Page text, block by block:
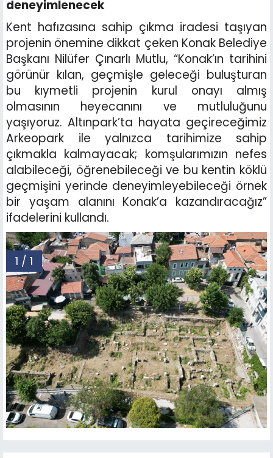
deneyimlenecek
Kent hafızasına sahip çıkma iradesi taşıyan
projenin önemine dikkat çeken Konak Belediye
Başkanı Nilüfer Çınarlı Mutlu, “Konak’ın tarihini
görünür kılan, geçmişle geleceği buluşturan
bu kıymetli projenin kurul onayı almış
olmasının heyecanını ve mutluluğunu
yaşıyoruz. Altınpark’ta hayata geçireceğimiz
Arkeopark ile yalnızca tarihimize sahip
çıkmakla kalmayacak; komşularımızın nefes
alabileceği, öğrenebileceği ve bu kentin köklü
geçmişini yerinde deneyimleyebileceği örnek
bir yaşam alanını Konak’a kazandıracağız”
ifadelerini kullandı.
1 / 1